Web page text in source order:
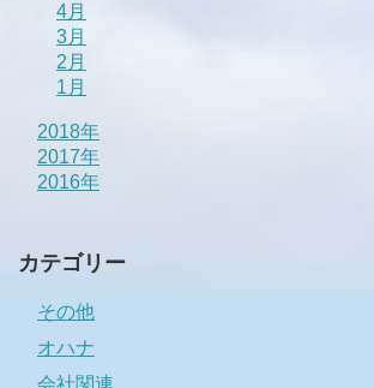
4月
3月
2月
1月
2018年
2017年
2016年
カテゴリー
その他
オハナ